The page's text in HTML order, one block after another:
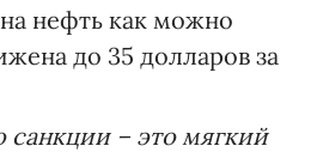
нефть как можно
до 35 долларов за
санкции – это мягкий